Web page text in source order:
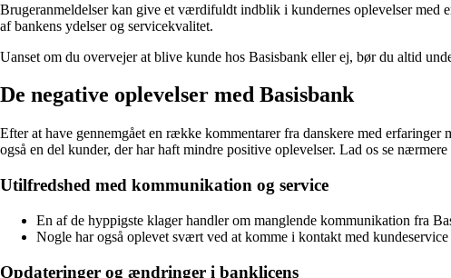
Brugeranmeldelser kan give et værdifuldt indblik i kundernes oplevelser med
af bankens ydelser og servicekvalitet.
Uanset om du overvejer at blive kunde hos Basisbank eller ej, bør du altid
De negative oplevelser med Basisbank
Efter at have gennemgået en række kommentarer fra danskere med
også en del kunder, der har haft mindre positive oplevelser. Lad os se
Utilfredshed med kommunikation og service
En af de hyppigste klager handler om manglende kommunikation fra
Nogle har også oplevet svært ved at komme i kontakt med
Opdateringer og ændringer i banklicens